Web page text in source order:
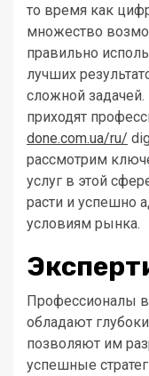
то время как
множество
правильно
лучших
сложной
приходят
done.com.ua/ru/
рассмотрим
услуг в этой
расти и успешно
условиям рынка.
Профессионалы в
обладают
позволяют им
успешные